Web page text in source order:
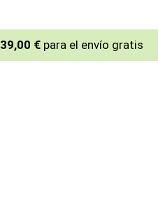
39,00 €para el envío gratis